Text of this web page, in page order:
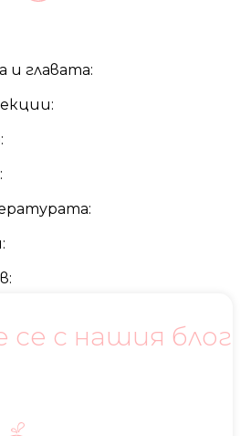
и главата:
се с нашия блог